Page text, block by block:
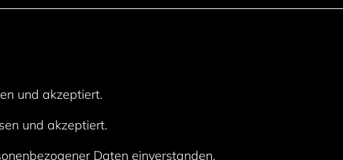
und akzeptiert.
und akzeptiert.
Daten einverstanden.